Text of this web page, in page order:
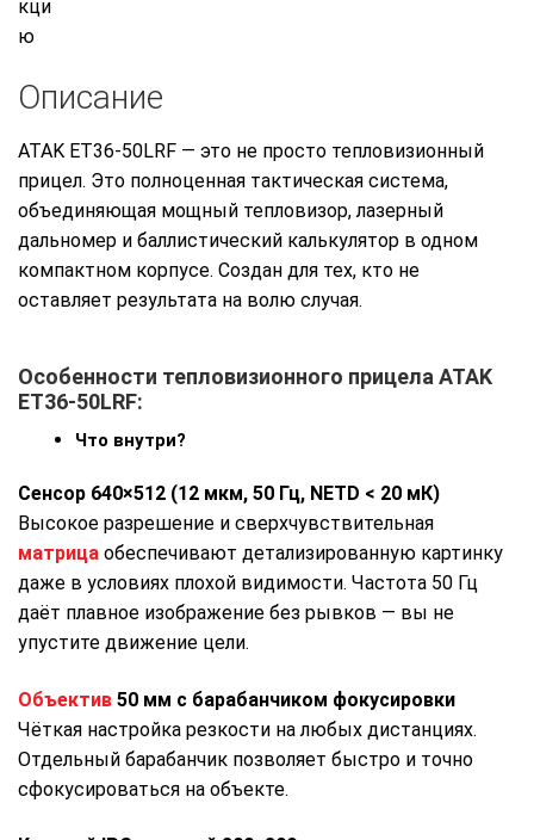
Описание
ATAK ET36-50LRF — это не просто тепловизионный
прицел. Это полноценная тактическая система,
объединяющая мощный тепловизор, лазерный
дальномер и баллистический калькулятор в одном
компактном корпусе. Создан для тех, кто не
оставляет результата на волю случая.
Особенности тепловизионного прицела ATAK
ET36-50LRF:
Что внутри?
Сенсор 640×512 (12 мкм, 50 Гц, NETD < 20 мК)
Высокое разрешение и сверхчувствительная
матрица обеспечивают детализированную картинку
даже в условиях плохой видимости. Частота 50 Гц
даёт плавное изображение без рывков — вы не
упустите движение цели.
Объектив 50 мм с барабанчиком фокусировки
Чёткая настройка резкости на любых дистанциях.
Отдельный барабанчик позволяет быстро и точно
сфокусироваться на объекте.